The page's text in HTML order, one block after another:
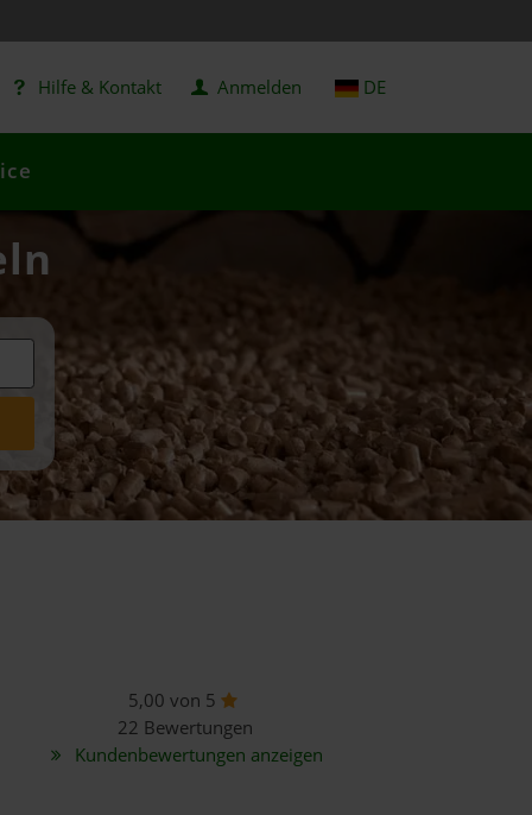
Hilfe & Kontakt Anmelden DE
5,00 von 5
22 Bewertungen
Kundenbewertungen anzeigen